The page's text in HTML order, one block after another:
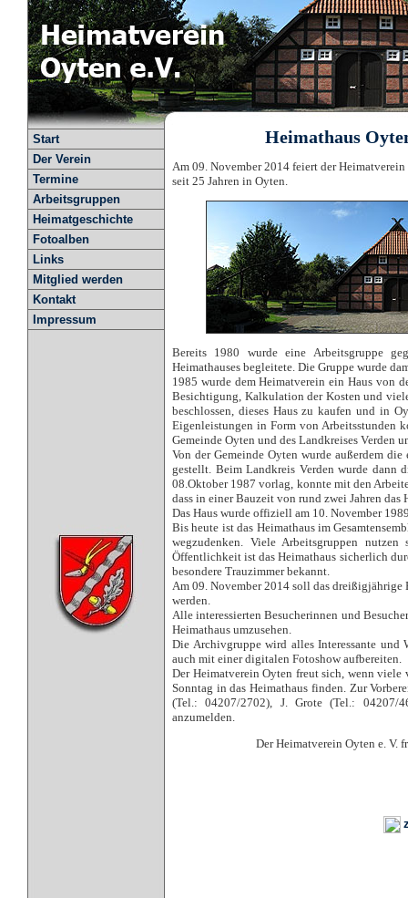
Start
Der Verein
Termine
Arbeitsgruppen
Heimatgeschichte
Fotoalben
Links
Mitglied werden
Kontakt
Impressum
Heimathaus
Am 09. November 2014 feiert der
seit 25 Jahren in Oyten.
Bereits 1980 wurde eine Arbeitsgruppe
Heimathauses begleitete. Die Gruppe wurde
1985 wurde dem Heimatverein ein Haus von
Besichtigung, Kalkulation der Kosten und
beschlossen, dieses Haus zu kaufen und in
Eigenleistungen in Form von Arbeitsstunden
Gemeinde Oyten und des Landkreises Verden
Von der Gemeinde Oyten wurde außerdem
gestellt. Beim Landkreis Verden wurde dann
08.Oktober 1987 vorlag, konnte mit den
dass in einer Bauzeit von rund zwei Jahren
Das Haus wurde offiziell am 10. November
Bis heute ist das Heimathaus im
wegzudenken. Viele Arbeitsgruppen
Öffentlichkeit ist das Heimathaus sicherlich
besondere Trauzimmer bekannt.
Am 09. November 2014 soll das dreißigjährige
werden.
Alle interessierten Besucherinnen und
Heimathaus umzusehen.
Die Archivgruppe wird alles Interessante und
auch mit einer digitalen Fotoshow aufbereiten.
Der Heimatverein Oyten freut sich, wenn
Sonntag in das Heimathaus finden. Zur
(Tel.: 04207/2702), J. Grote (Tel.:
anzumelden.
Der Heimatverein Oyten e. V.